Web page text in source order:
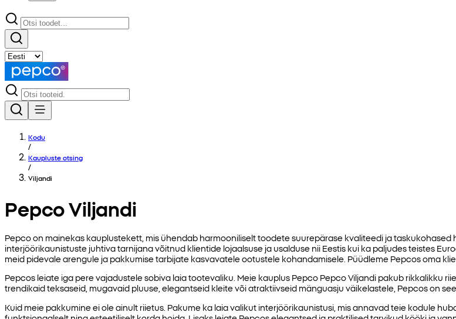
Kodu
/
Kaupluste otsing
/
Viljandi
Pepco Viljandi
Pepco on mainekas kauplustekett, mis ühendab harmooniliselt toodete suurepärase kvaliteedi ja
interjöörikaunistuste juhtiva tarnijana võitnud klientide lojaalsuse ja usalduse nii Eestis kui ka paljudes teistes
meid pidevale arengule ja pakkumise tarbijate kasvavatele ootustele kohandamisele. Püüdleme Pepcos oma
Pepcos leiate iga pere vajadustele sobiva laia tootevaliku. Meie kauplus Pepco Pepco Viljandi pakub rikkalikku
trendikaid teksaseid, mugavaid pluuse, elegantseid kleite või atraktiivseid mänguasju väikelastele, Pepcos on
Kuid meie pakkumine ei ole ainult riietus. Pakume ka laia valikut interjöörikaunistusi, mis annavad teie kodule